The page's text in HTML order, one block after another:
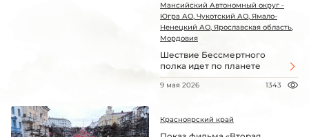
Мансийский Автономный округ -
Югра АО, Чукотский АО, Ямало-
Ненецкий АО, Ярославская область,
Мордовия
Шествие Бессмертного
полка идет по планете
9 мая 2026 1343
Красноярский край